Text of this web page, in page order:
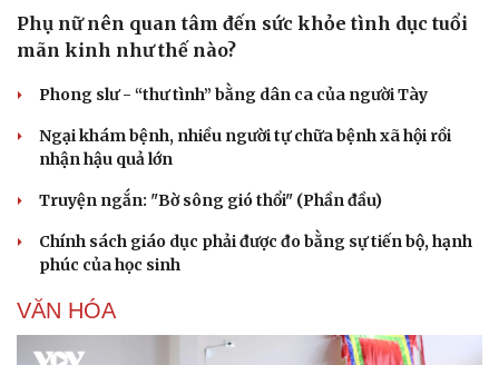
Sức khỏe
Dinh dưỡng - món ngon
Cây thuốc
Nhi khoa
Làm đẹp - giảm cân
Đời sống
Nhà đẹp
Phụ nữ nên quan tâm đến sức khỏe tình dục tuổi
mãn kinh như thế nào?
Phong slư - “thư tình” bằng dân ca của người Tày
Ngại khám bệnh, nhiều người tự chữa bệnh xã hội rồi
nhận hậu quả lớn
Truyện ngắn: "Bờ sông gió thổi" (Phần đầu)
Chính sách giáo dục phải được đo bằng sự tiến bộ, hạnh
phúc của học sinh
VĂN HÓA